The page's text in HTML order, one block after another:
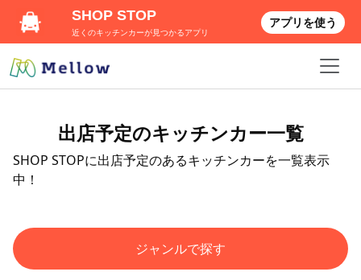
出店予定のキッチンカー一覧
SHOP STOPに出店予定のあるキッチンカーを一覧表示
中！
ジャンルで探す
SHOP STOP
近くのキッチンカーが見つかるアプリ
アプリを使う